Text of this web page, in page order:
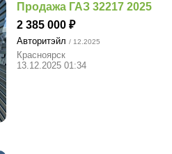
Продажа ГАЗ 32217 2025
2 385 000
Авторитэйл / 12.2025
Красноярск
13.12.2025 01:34